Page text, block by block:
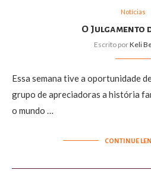
Notícias
O Julgamento
Escrito porKeli
Essa semana tive a oportunidade
grupo de apreciadoras a história
o mundo …
CONTINUE